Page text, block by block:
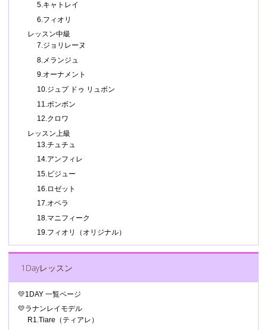
5.キャトレイ
6.フィオリ
レッスン中級
7.ジョリレーヌ
8.メランジュ
9.オーナメント
10.ジュプ ドゥ リュボン
11.ボンボン
12.クロワ
レッスン上級
13.チュチュ
14.アンフィレ
15.ビジュー
16.ロゼット
17.オペラ
18.マニフィーク
19.フィオリ（オリジナル）
1Dayレッスン
💛1DAY 一覧ページ
💛ラナンレイモデル
R1.Tiare（ティアレ）